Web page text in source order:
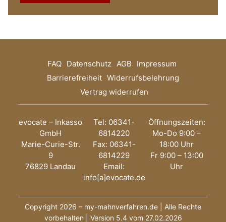
FAQ Datenschutz AGB
Impressum
Barrierefreiheit Widerrufsbelehrung
Vertrag widerrufen
evocate – Inkasso
GmbH
Marie-Curie-Str.
9
76829 Landau
Tel: 06341-
6814220
Fax: 06341-
6814229
Email:
info[a]evocate.de
Öffnungszeiten:
Mo-Do 9:00 –
18:00 Uhr
Fr 9:00 – 13:00
Uhr
Copyright 2026 – my-mahnverfahren.de | Alle Rechte
vorbehalten | Version 5.4 vom 27.02.2026